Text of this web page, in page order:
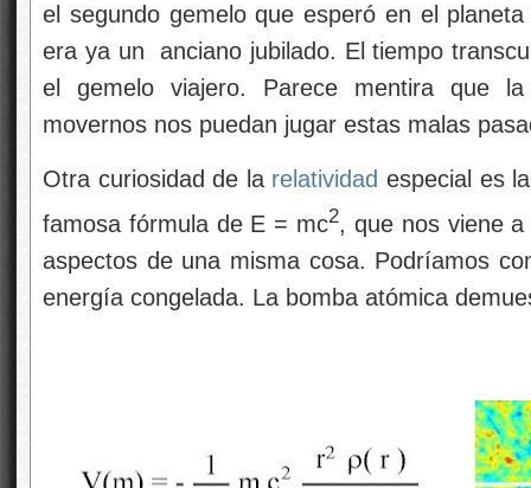
el segundo gemelo que esperó en el
era ya un anciano jubilado. El tiempo
el gemelo viajero. Parece mentira que
movernos nos puedan jugar estas malas
Otra curiosidad de la relatividad especial es
famosa fórmula de E = mc2, que nos viene
aspectos de una misma cosa. Podríamos
energía congelada. La bomba atómica